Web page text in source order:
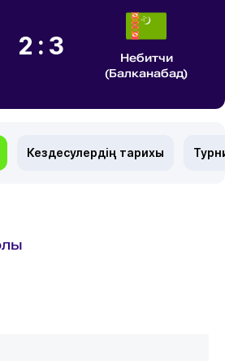
2:3
Небитчи
(Балканабад)
Кездесулердің тарихы